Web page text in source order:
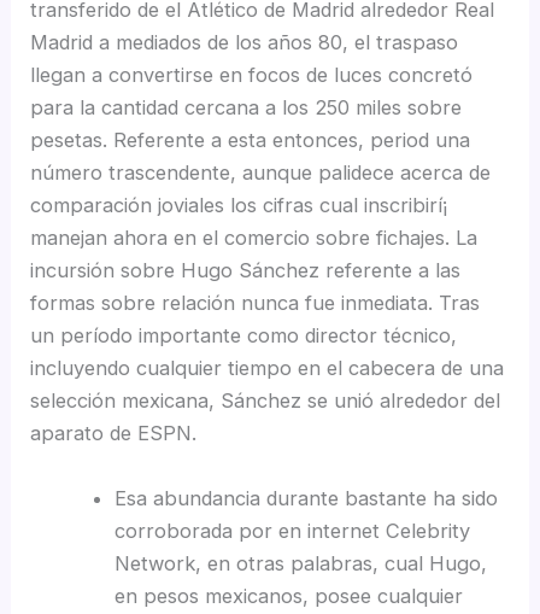
transferido de el Atlético de Madrid alrededor Real
Madrid a mediados de los años 80, el traspaso
llegan a convertirse en focos de luces concretó
para la cantidad cercana a los 250 miles sobre
pesetas. Referente a esta entonces, period una
número trascendente, aunque palidece acerca de
comparación joviales los cifras cual inscribirí¡
manejan ahora en el comercio sobre fichajes. La
incursión sobre Hugo Sánchez referente a las
formas sobre relación nunca fue inmediata. Tras
un período importante como director técnico,
incluyendo cualquier tiempo en el cabecera de una
selección mexicana, Sánchez se unió alrededor del
aparato de ESPN.
Esa abundancia durante bastante ha sido
corroborada por en internet Celebrity
Network, en otras palabras, cual Hugo,
en pesos mexicanos, posee cualquier